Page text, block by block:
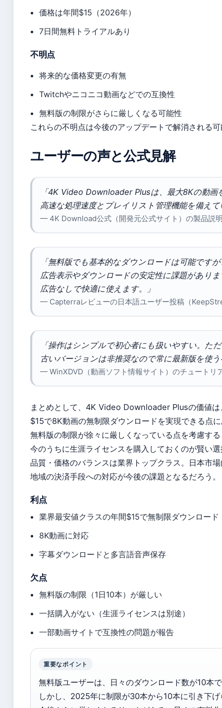
価格は年間$15（2026年）
7日間無料トライアルあり
不明点
将来的な価格変更の有無
Twitchやニコニコ動画などでの互換性
無料版の制限がさらに厳しくなる可能性
これらの不明点は今後のアップデートで解消される
ユーザーの声と公式見解
「4K Video Downloader Plusは、最大8Kの動
高速な処理速度とプレイリスト管理機能を備え
— 4K Download公式（開発元公式サイト）の製品説
「無料版でも基本的なダウンロードは可能です
広告表示やダウンロードの安定性に課題があり
広告なしで快適に使えます。」
— Capterraレビューの日本語ユーザー投稿（
「操作はシンプルで初心者にも扱いやすい。た
古いバージョンは非推奨なので常に最新版を使
— WinXDVD（動画ソフト情報サイト）のチュートリ
まとめとして、4K Video Downloader Plusの価値は
$15で8K動画の無制限ダウンロードを実現できる点
無料版の制限が徐々に厳しくなっている点を考慮す
今のうちに生涯ライセンスを購入しておくのが賢い
品質・価格のバランスは業界トップクラス。日本市
地域の決済手段への対応が今後の課題となるだろう。
利点
業界最安値クラスの年間$15で無制限ダウンロード
8K動画に対応
字幕ダウンロードと多言語音声保存
欠点
無料版の制限（1日10本）が厳しい
一括購入がない（生涯ライセンスは別途）
一部動画サイトで互換性の問題が報告
重要なポイント
無料版ユーザーは、日々のダウンロード数が10本
しかし、2025年に制限が30本から10本に引き下